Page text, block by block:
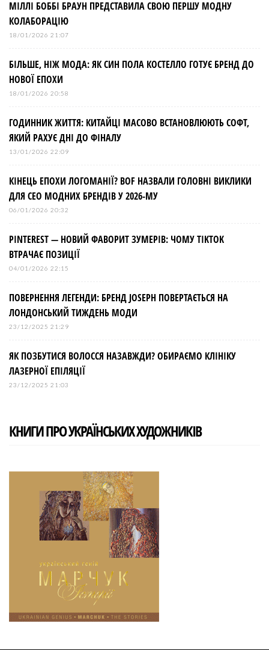
МІЛЛІ БОББІ БРАУН ПРЕДСТАВИЛА СВОЮ ПЕРШУ МОДНУ
КОЛАБОРАЦІЮ
18/01/2026 21:07
БІЛЬШЕ, НІЖ МОДА: ЯК СИН ПОЛА КОСТЕЛЛО ГОТУЄ БРЕНД ДО
НОВОЇ ЕПОХИ
18/01/2026 20:58
ГОДИННИК ЖИТТЯ: КИТАЙЦІ МАСОВО ВСТАНОВЛЮЮТЬ СОФТ,
ЯКИЙ РАХУЄ ДНІ ДО ФІНАЛУ
13/01/2026 22:09
КІНЕЦЬ ЕПОХИ ЛОГОМАНІЇ? BOF НАЗВАЛИ ГОЛОВНІ ВИКЛИКИ
ДЛЯ СЕО МОДНИХ БРЕНДІВ У 2026-МУ
06/01/2026 20:32
PINTEREST — НОВИЙ ФАВОРИТ ЗУМЕРІВ: ЧОМУ TIKTOK
ВТРАЧАЄ ПОЗИЦІЇ
04/01/2026 22:15
ПОВЕРНЕННЯ ЛЕГЕНДИ: БРЕНД JOSEPH ПОВЕРТАЄТЬСЯ НА
ЛОНДОНСЬКИЙ ТИЖДЕНЬ МОДИ
23/12/2025 21:29
ЯК ПОЗБУТИСЯ ВОЛОССЯ НАЗАВЖДИ? ОБИРАЄМО КЛІНІКУ
ЛАЗЕРНОЇ ЕПІЛЯЦІЇ
23/12/2025 21:03
КНИГИ ПРО УКРАЇНСЬКИХ ХУДОЖНИКІВ